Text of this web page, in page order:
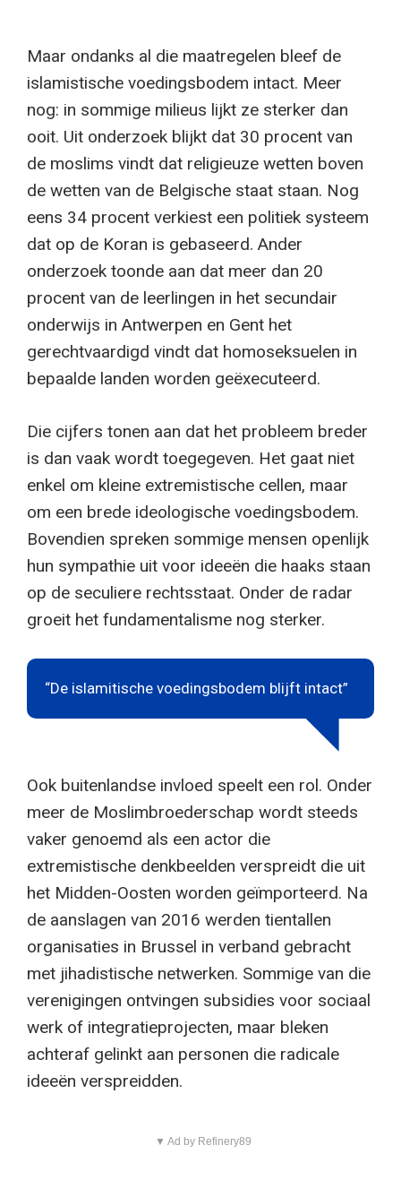
Maar ondanks al die maatregelen bleef de
islamistische voedingsbodem intact. Meer
nog: in sommige milieus lijkt ze sterker dan
ooit. Uit onderzoek blijkt dat 30 procent van
de moslims vindt dat religieuze wetten boven
de wetten van de Belgische staat staan. Nog
eens 34 procent verkiest een politiek systeem
dat op de Koran is gebaseerd. Ander
onderzoek toonde aan dat meer dan 20
procent van de leerlingen in het secundair
onderwijs in Antwerpen en Gent het
gerechtvaardigd vindt dat homoseksuelen in
bepaalde landen worden geëxecuteerd.
Die cijfers tonen aan dat het probleem breder
is dan vaak wordt toegegeven. Het gaat niet
enkel om kleine extremistische cellen, maar
om een brede ideologische voedingsbodem.
Bovendien spreken sommige mensen openlijk
hun sympathie uit voor ideeën die haaks staan
op de seculiere rechtsstaat. Onder de radar
groeit het fundamentalisme nog sterker.
“De islamitische voedingsbodem blijft intact”
Ook buitenlandse invloed speelt een rol. Onder
meer de Moslimbroederschap wordt steeds
vaker genoemd als een actor die
extremistische denkbeelden verspreidt die uit
het Midden-Oosten worden geïmporteerd. Na
de aanslagen van 2016 werden tientallen
organisaties in Brussel in verband gebracht
met jihadistische netwerken. Sommige van die
verenigingen ontvingen subsidies voor sociaal
werk of integratieprojecten, maar bleken
achteraf gelinkt aan personen die radicale
ideeën verspreidden.
▼ Ad by Refinery89